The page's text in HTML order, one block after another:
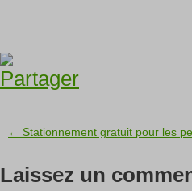
← Stationnement gratuit pour les
Laissez un